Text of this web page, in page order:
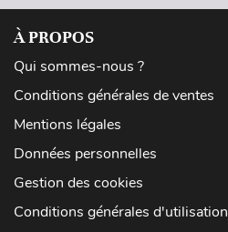
À PROPOS
Qui sommes-nous ?
Conditions générales de ventes
Mentions légales
Données personnelles
Gestion des cookies
Conditions générales d'utilisation